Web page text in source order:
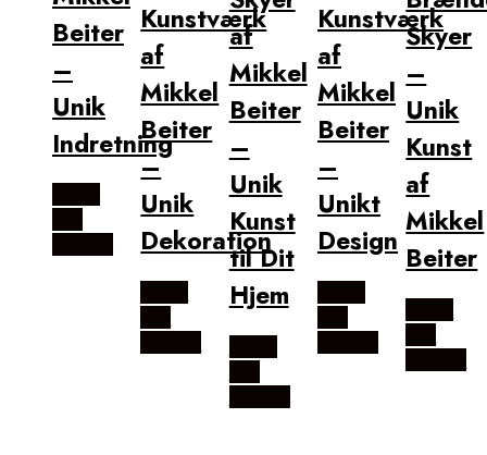
Beiter
–
Unik
Indretning
Kunstværk
af
Mikkel
Beiter
–
Unik
Dekoration
af
Mikkel
Beiter
–
Unik
Kunst
til Dit
Hjem
Kunstværk
af
Mikkel
Beiter
–
Unikt
Design
Skyer
–
Unik
Kunst
af
Mikkel
Beiter